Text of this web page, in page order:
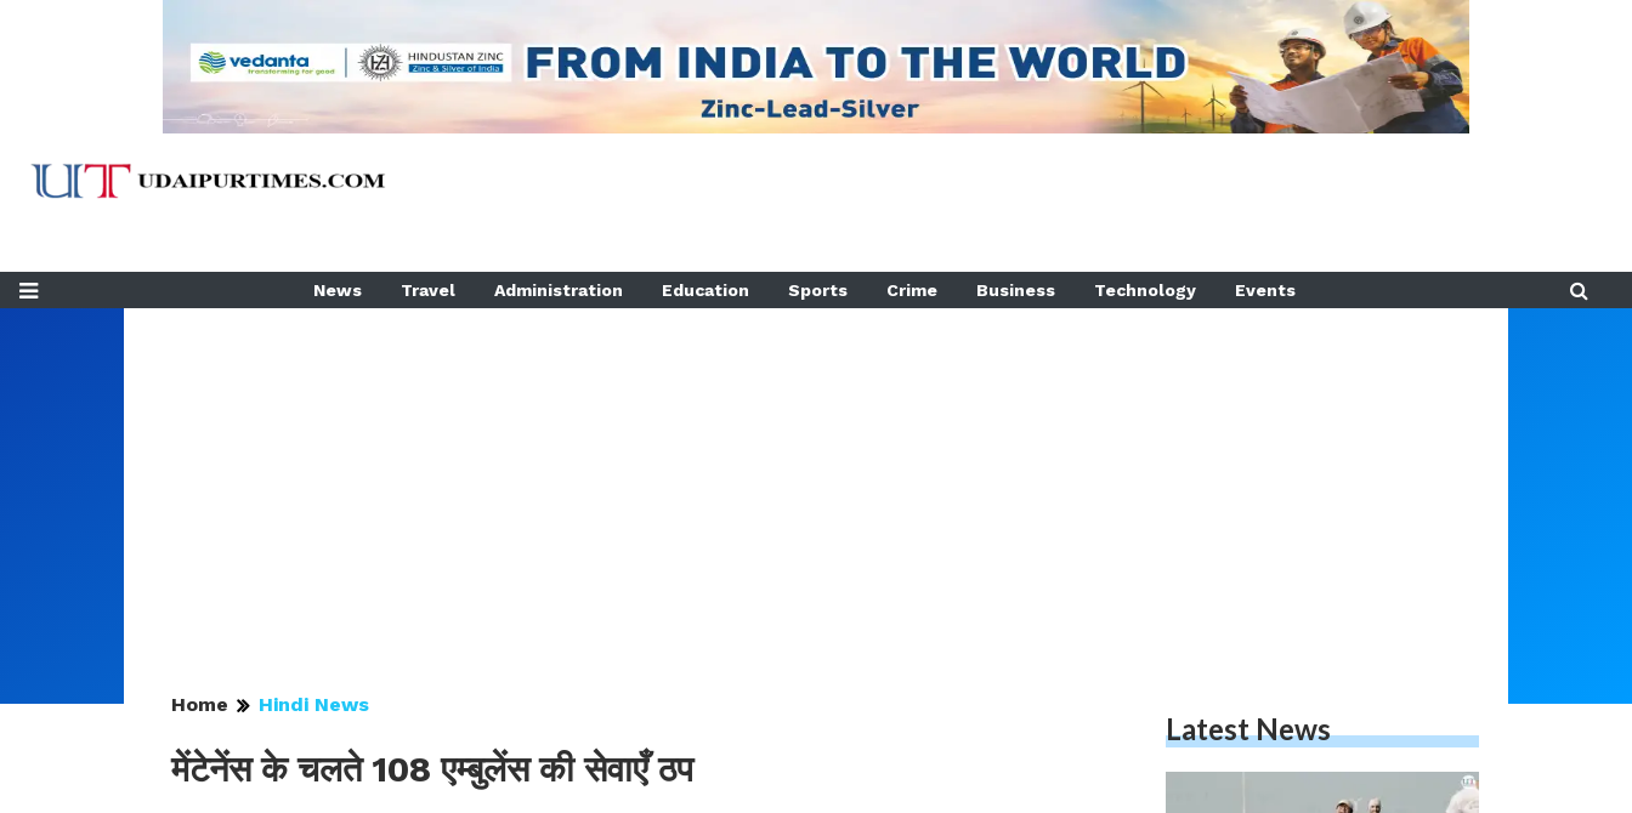
News Travel Administration Education Sports Crime Business Technology Events
Home Hindi News
मेंटेनेंस के चलते 108 एम्बुलेंस की सेवाएँ ठप
Latest News